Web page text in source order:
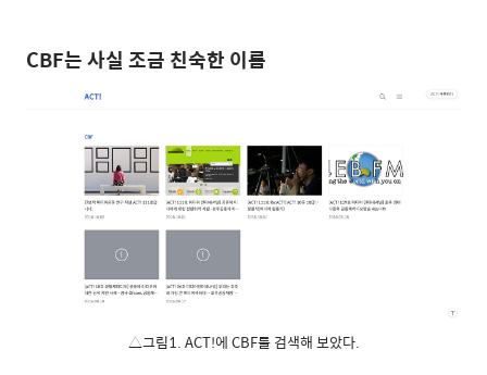
CBF는 사실 조금 친숙한 이름
△그림1. ACT!에 CBF를 검색해 보았다.